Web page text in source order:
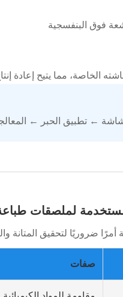
فوق البنفسجية
الخاصة، مما يتيح إعادة
← تطبيق الحبر ←
أمرًا ضروريًا لتحقيق المتانة
صفات